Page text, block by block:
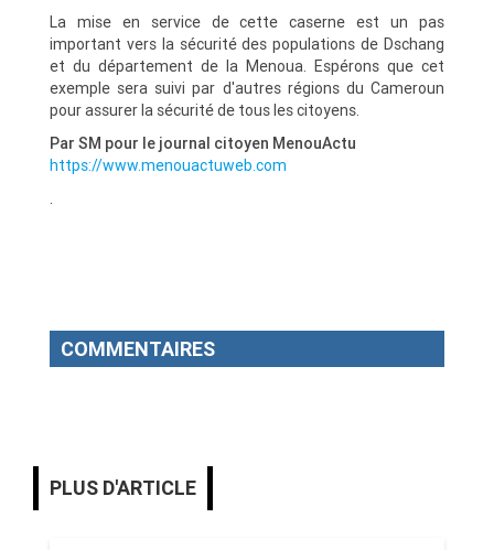
La mise en service de cette caserne est un pas
important vers la sécurité des populations de Dschang
et du département de la Menoua. Espérons que cet
exemple sera suivi par d'autres régions du Cameroun
pour assurer la sécurité de tous les citoyens.
Par SM pour le journal citoyen MenouActu
https://www.menouactuweb.com
.
COMMENTAIRES
PLUS D'ARTICLE